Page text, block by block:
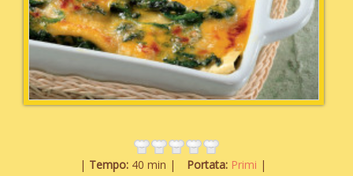
Tempo: 40 min Portata: Primi